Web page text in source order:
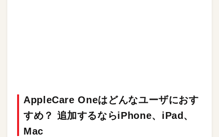
AppleCare Oneはどんなユーザにおす
すめ？ 追加するならiPhone、iPad、
Mac